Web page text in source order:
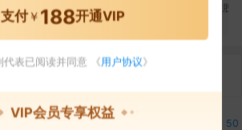
份
北京捷成世纪科技股份
有限公司
北京捷成世纪科技股份
9 50
支付￥ 188开通VIP
代表已阅读并同意 《用户协议》
VIP会员专享权益